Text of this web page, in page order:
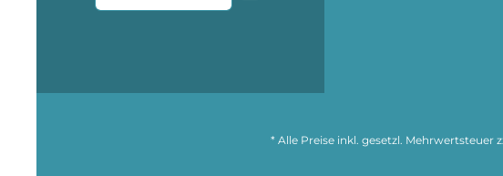
* Alle Preise inkl. gesetzl. Mehrwertsteuer